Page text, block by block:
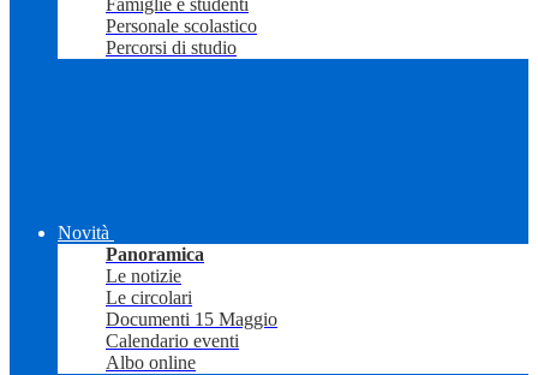
Famiglie e studenti
Personale scolastico
Percorsi di studio
Novità
Panoramica
Le notizie
Le circolari
Documenti 15 Maggio
Calendario eventi
Albo online